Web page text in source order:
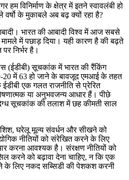
विनिर्माण के क्षेत्र में इतने स्वावलंबी हो
के मुकाबले अब बढ़ क्यों रहा है?
भारत की आबादी विश्व में आज सबसे
में पछाड़ दिया। यही कारण है की बढ़ते
निर्भर है।
सूचकांक में भारत की रैंकिंग
में 63 हो जाने के बावजूद एमआई के तहत
एक गलत राजनीति से प्रेरित
या अनुभवजन्य आधार हैं। पीछे
सूचकांक की तलाश में छह कीमती साल
घरेलू मूल्य संवर्धन और सीखने को
नीतियों को संरेखित करने के लिए
करना आवश्यक है। संरक्षण नीतियों को
करने को बढ़ावा देना चाहिए, न कि एक
के लिए नकद सब्सिडी की पेशकश करनी